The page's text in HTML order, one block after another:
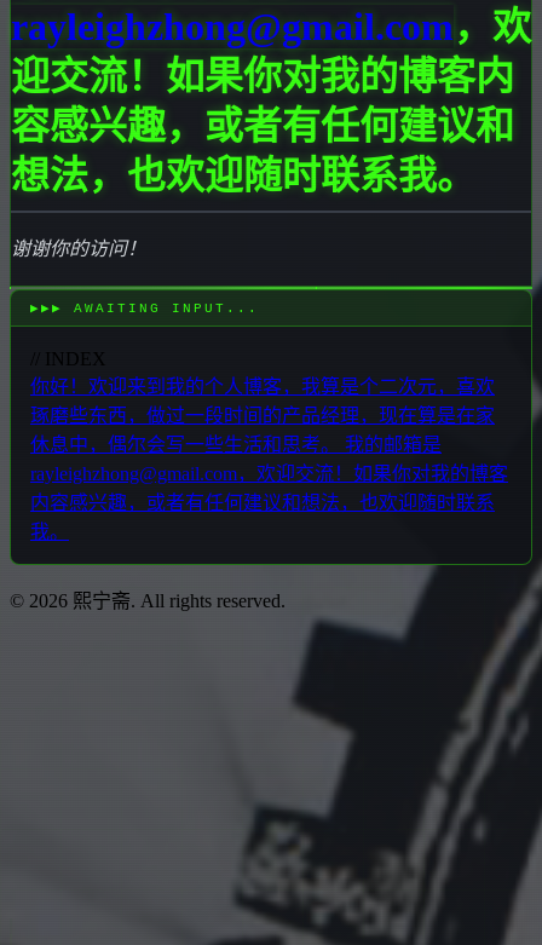
rayleighzhong@gmail.com，欢
迎交流！如果你对我的博客内
容感兴趣，或者有任何建议和
想法，也欢迎随时联系我。
谢谢你的访问！
← AI 领域推特关注推荐
END_OF_TRANSMISSION
// INDEX
你好！欢迎来到我的个人博客，我算是个二次元，喜欢
琢磨些东西，做过一段时间的产品经理，现在算是在家
休息中，偶尔会写一些生活和思考。 我的邮箱是
rayleighzhong@gmail.com，欢迎交流！如果你对我的博客
内容感兴趣，或者有任何建议和想法，也欢迎随时联系
我。
© 2026 熙宁斋. All rights reserved.